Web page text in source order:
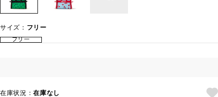
サイズ： フリー
フリー
在庫状況：在庫なし